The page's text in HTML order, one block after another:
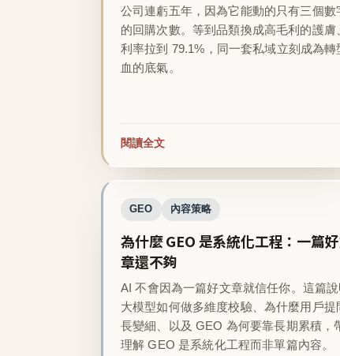
公司連虧五年，因為它能動的只有三個數
的回購次數。等到品類換成高毛利的護膚
利率拉到 79.1%，同一套私域立刻成為轉
血的底氣。
閱讀全文
GEO 內容策略
為什麼 GEO 是系統化工程：一篇
章還不夠
AI 不會因為一篇好文章就信任你。這篇說
大模型如何做多維度校驗、為什麼用戶提
長變細、以及 GEO 為何要靠長期累積，
理解 GEO 是系統化工程而非單篇內容。